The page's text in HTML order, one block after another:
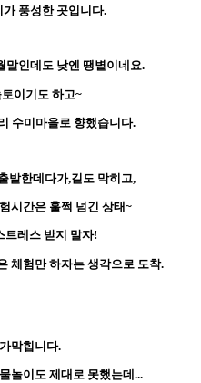
풍성한 곳입니다.
말인데도 낮엔 땡볕이네요.
이기도 하고~
수미마을로 향했습니다.
발한데다가,길도 막히고,
시간은 훌쩍 넘긴 상태~
트레스 받지 말자!
체험만 하자는 생각으로 도착.
막힙니다.
놀이도 제대로 못했는데...